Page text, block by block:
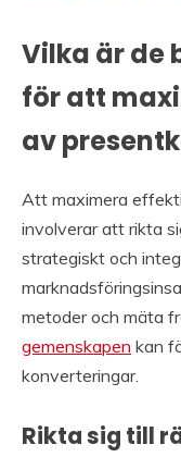
Vilka är de
för att
av
Att maximera
involverar att rikta
strategiskt och
metoder och mäta
gemenskapen kan
konverteringar.
Rikta sig till